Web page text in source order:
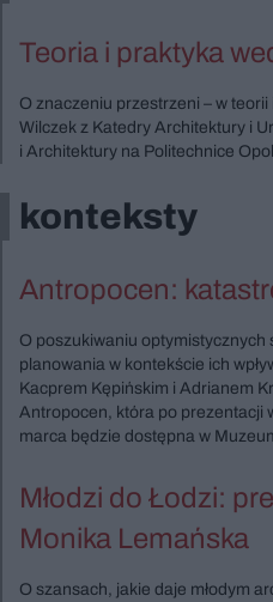
Teoria i praktyka
O znaczeniu przestrzeni – w
Wilczek z Katedry Architektury i
i Architektury na Politechnice
konteksty
Antropocen:
O poszukiwaniu optymistycznych
planowania w kontekście ich
Kacprem Kępińskim i Adrianem
Antropocen, która po prezentacji
marca będzie dostępna w
Młodzi do Łodzi:
Monika Lemańska
O szansach, jakie daje młodym